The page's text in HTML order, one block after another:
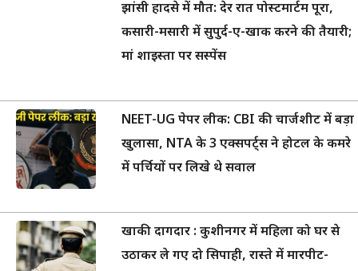
झांसी हादसे में मौत: देर रात पोस्टमार्टम पूरा,
कसारी-मसारी में सुपुर्द-ए-खाक करने की तैयारी;
मां शाइस्ता पर सस्पेंस
NEET-UG पेपर लीक: CBI की चार्जशीट में बड़ा
खुलासा, NTA के 3 एक्सपर्ट्स ने होटल के कमरे
में पर्चियों पर लिखे थे सवाल
खाकी दागदार : कुशीनगर में महिला को घर से
उठाकर ले गए दो सिपाही, रास्ते में मारपीट-